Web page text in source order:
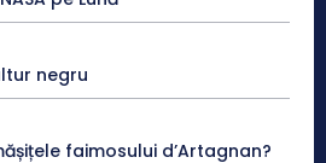
negru
faimosului d’Artagnan?